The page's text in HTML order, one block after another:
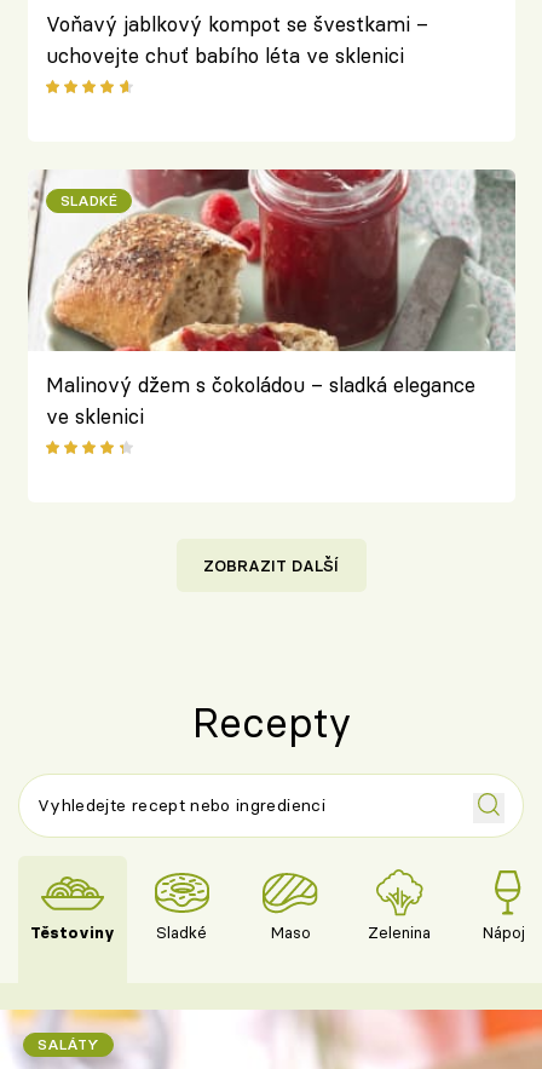
Voňavý jablkový kompot se švestkami –
uchovejte chuť babího léta ve sklenici
SLADKÉ
Malinový džem s čokoládou – sladká elegance
ve sklenici
ZOBRAZIT DALŠÍ
Recepty
Těstoviny Sladké Maso Zelenina Nápoje
SALÁTY